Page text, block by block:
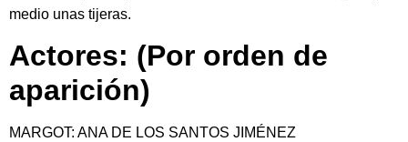
medio unas tijeras.
Actores: (Por orden de
aparición)
MARGOT: ANA DE LOS SANTOS JIMÉNEZ